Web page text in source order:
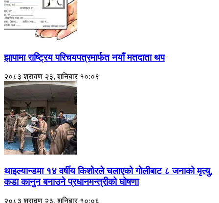
झापामा राष्ट्रिय परिचयपत्रमार्फत नयाँ मतदाता थप
२०८३ श्रावण २३, शनिबार १०:०९
थाइल्यान्डमा १४ वर्षीय किशोरले चलाएको गोलीबाट ८ जनाको मृत्यु,
कडा कानुन बनाउने प्रधानमन्त्रीको घोषणा
२०८३ श्रावण २३, शनिबार १०:०६